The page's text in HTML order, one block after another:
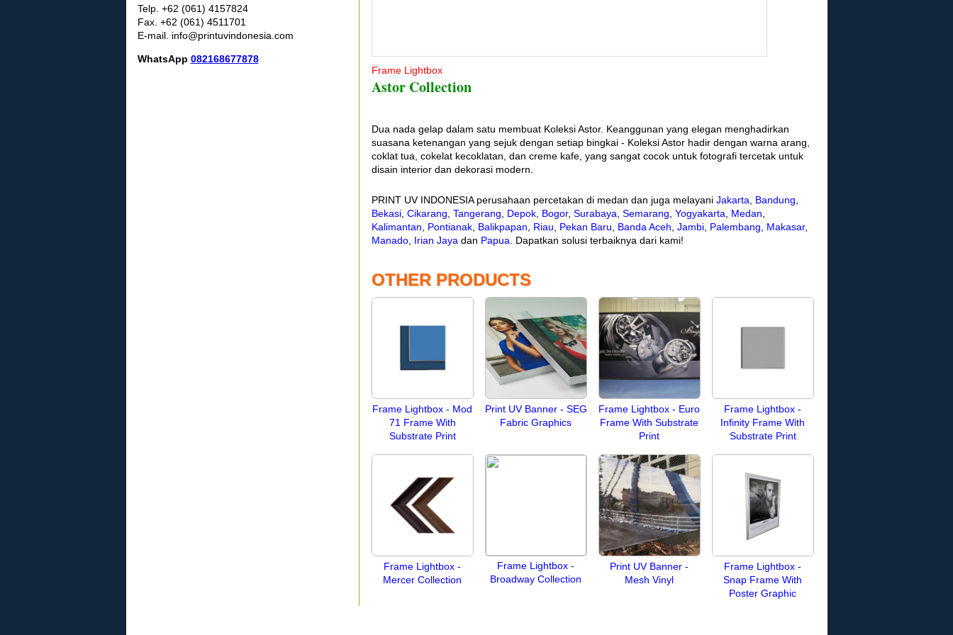
Telp. +62 (061) 4157824
Fax. +62 (061) 4511701
E-mail. info@printuvindonesia.com
WhatsApp 082168677878
Frame Lightbox
Astor Collection
Dua nada gelap dalam satu membuat Koleksi Astor. Keanggunan yang elegan menghadirkan
suasana ketenangan yang sejuk dengan setiap bingkai - Koleksi Astor hadir dengan warna arang,
coklat tua, cokelat kecoklatan, dan creme kafe, yang sangat cocok untuk fotografi tercetak untuk
disain interior dan dekorasi modern.
PRINT UV INDONESIA perusahaan percetakan di medan dan juga melayani Jakarta Bandung
Bekasi, Cikarang Tangerang Depok, Bogor, Surabaya Semarang Yogyakarta Medan
Kalimantan
Pontianak, Balikpapan Riau Pekan Baru Banda Aceh Jambi, Palembang Makasar,
Manado, Irian Jaya dan Papua . Dapatkan solusi terbaiknya dari kami!
OTHER PRODUCTS
Frame Lightbox - Mod
71 Frame With
Substrate Print
Print UV Banner - SEG
Fabric Graphics
Frame Lightbox - Euro
Frame With Substrate
Print
Frame Lightbox -
Infinity Frame With
Substrate Print
Frame Lightbox -
Mercer Collection
Frame Lightbox -
Broadway Collection
Print UV Banner -
Mesh Vinyl
Frame Lightbox -
Snap Frame With
Poster Graphic